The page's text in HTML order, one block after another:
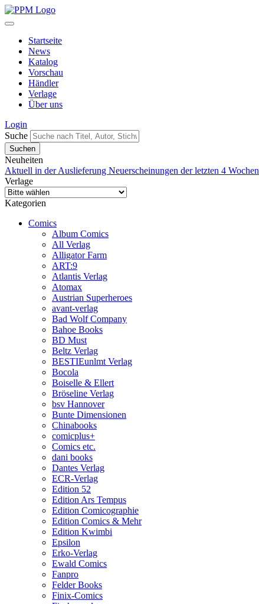
Startseite
News
Katalog
Vorschau
Händler
Verlage
Über uns
Login
Suche
Neuheiten
Aktuell in der Auslieferung Neuerscheinungen der letzten 4 Wochen
Verlage
Kategorien
Comics
Album Comics
All Verlag
Alligator Farm
ART:9
Atlantis Verlag
Atomax
Austrian Superheroes
avant-verlag
Bad Wolf Company
Bahoe Books
BD Must
Beltz Verlag
BESTIEunlmt Verlag
Bocola
Boiselle & Ellert
Bröseline Verlag
bsv Hannover
Bunte Dimensionen
Chinabooks
comicplus+
Comics etc.
dani books
Dantes Verlag
ECR-Verlag
Edition 52
Edition Ars Tempus
Edition Comicographie
Edition Comics & Mehr
Edition Kwimbi
Epsilon
Erko-Verlag
Ewald Comics
Fanpro
Felder Books
Finix-Comics